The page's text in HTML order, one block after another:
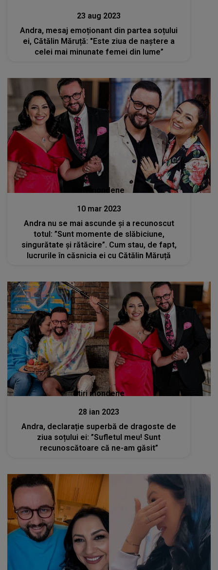
23 aug 2023
Andra, mesaj emoționant din partea soțului
ei, Cătălin Măruță: "Este ziua de naștere a
celei mai minunate femei din lume”
Stiri mondene
10 mar 2023
Andra nu se mai ascunde și a recunoscut
totul: ”Sunt momente de slăbiciune,
singurătate și rătăcire”. Cum stau, de fapt,
lucrurile în căsnicia ei cu Cătălin Măruță
Stiri mondene
28 ian 2023
Andra, declarație superbă de dragoste de
ziua soțului ei: ”Sufletul meu! Sunt
recunoscătoare că ne-am găsit”